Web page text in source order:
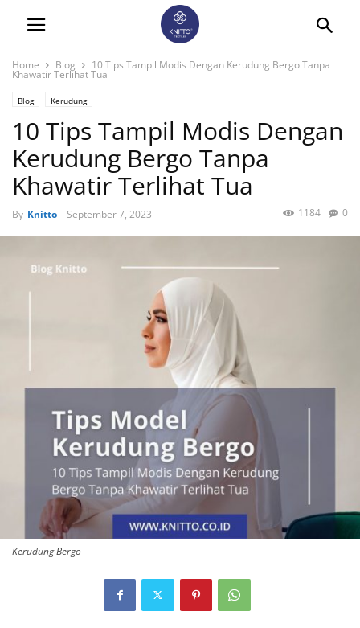
Home Blog 10 Tips Tampil Modis Dengan Kerudung Bergo Tanpa
Khawatir Terlihat Tua
Blog Kerudung
10 Tips Tampil Modis Dengan
Kerudung Bergo Tanpa
Khawatir Terlihat Tua
By Knitto- September 7, 2023 0
1184
Kerudung Bergo